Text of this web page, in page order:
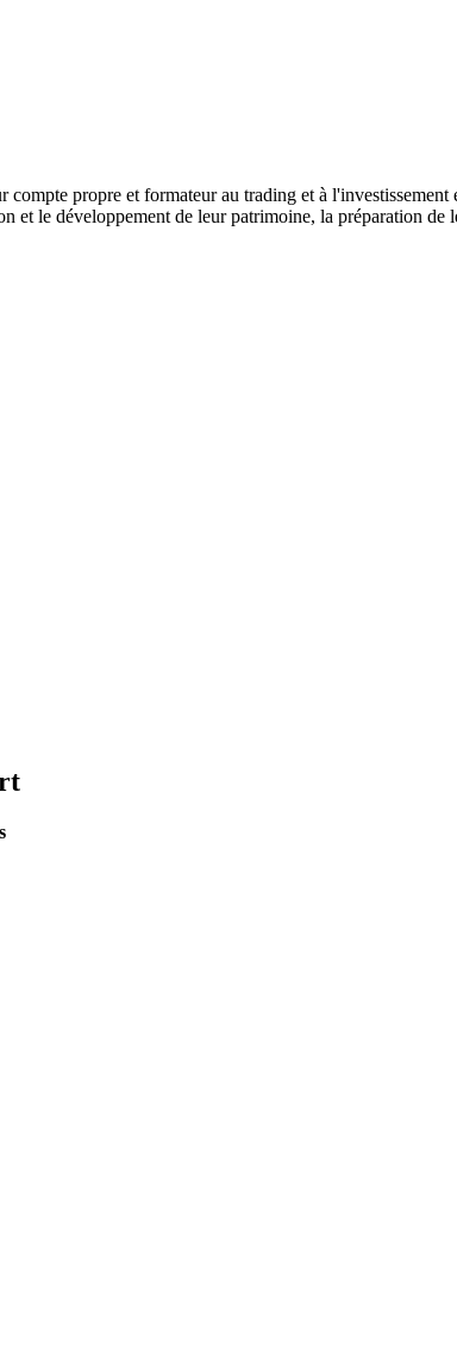
propre et formateur au trading et à
et le développement de leur patrimoine, la préparation